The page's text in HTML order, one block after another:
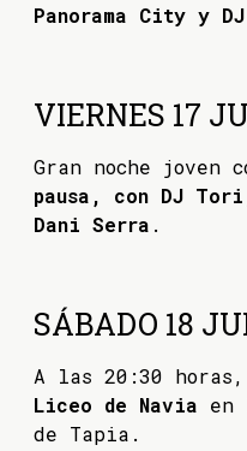
Panorama City y
VIERNES 17
Gran noche joven
pausa, con DJ
Dani Serra .
SÁBADO 18
A las 20:30 horas,
Liceo de Navia en
de Tapia.